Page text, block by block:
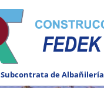
Subcontrata de Albañilería